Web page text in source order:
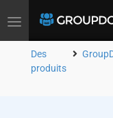
Toggle
Des
produits